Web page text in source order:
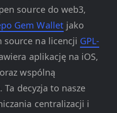
source do web3,
Gem Wallet jako
na licencji GPL-
aplikację na iOS,
wspólną
decyzja to nasze
centralizacji i